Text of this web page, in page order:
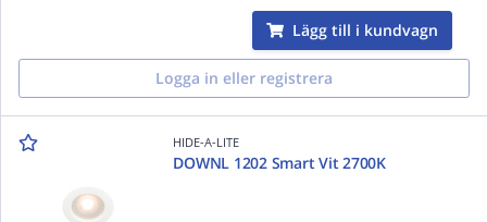
Lägg till i kundvagn
Logga in eller registrera
HIDE-A-LITE
DOWNL 1202 Smart Vit 2700K